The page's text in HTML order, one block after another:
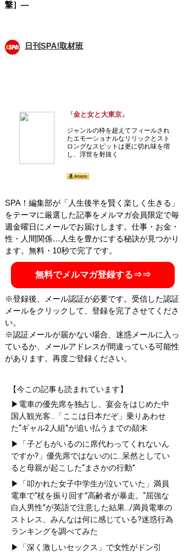
撃］―
日刊SPA!取材班
『金と女と大東京』
ジャンルの枠を超えてフィールされ
たエモーショナルなリリックとスト
ロングなスピットは更に切れ味を増
し、浮世を射抜く
SPA！編集部が「人生後半を賢く楽しく生きる」
をテーマに厳選した記事をメルマガ会員限定で毎
週金曜日にメールでお届けします。仕事・お金・
性・人間関係…人生を豊かにする秘訣が見つかり
ます。無料・10秒で完了です。
無料でメルマガ登録する⇒⇒
※登録後、メール認証が必要です。受信した認証
メールをクリックして、登録を完了させてくださ
い。
※認証メールが届かない場合、迷惑メールに入っ
ているか、メールアドレスが間違っている可能性
があります。再度ご登録ください。
【今この記事も読まれています】
▶電車の優先席を独占し、宴会をはじめた中
国人観光客...「ここは日本だぞ」乗りあわせ
た“ギャル2人組”が追い払うまでの顛末
▶「子どもがいるのに席代わってくれないん
ですか?」優先席ではないのに...呆然としてい
ると母親が起こした“まさかの行動”
▶「叩かれた女子中学生が泣いていた」満員
電車で“杖を振り回す”高齢者が暴走。“屈強な
白人男性”が英語で注意した結果.../満員電車の
ストレス、みんなは何に感じている?迷惑行為
ランキングを調べてみた
▶「深く激しいセックス」で女性がドン引